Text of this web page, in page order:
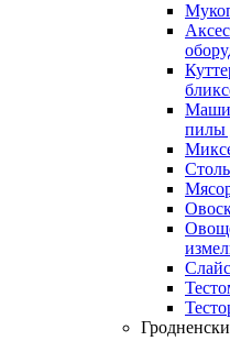
пилы